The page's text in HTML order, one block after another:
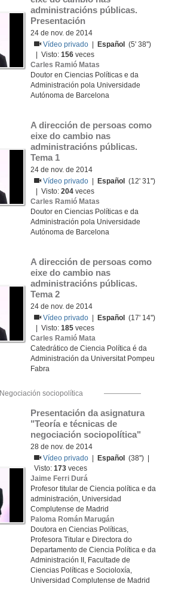
administracións públicas.
Presentación
24 de nov. de 2014
Vídeo privado
Español
(5' 38'')
| Visto:156 veces
Carles Ramió Matas
Doutor en Ciencias Políticas e da
Administración pola Universidade
Autónoma de Barcelona
A dirección de persoas como
eixe do cambio nas
administracións públicas.
Tema 1
24 de nov. de 2014
Vídeo privado
Español
(12' 31'')
| Visto:204 veces
Carles Ramió Matas
Doutor en Ciencias Políticas e da
Administración pola Universidade
Autónoma de Barcelona
A dirección de persoas como
eixe do cambio nas
administracións públicas.
Tema 2
24 de nov. de 2014
Vídeo privado
Español
(17' 14'')
| Visto:185 veces
Carles Ramió Mata
Catedrático de Ciencia Política é da
Administración da Universitat Pompeu
Fabra
Negociación sociopolítica
Presentación da asignatura
"Teoría e técnicas de
negociación sociopolítica"
28 de nov. de 2014
Vídeo privado
Español
(38'') |
Visto:173 veces
Jaime Ferri Durá
Profesor titular de Ciencia política e da
administración, Universidad
Complutense de Madrid
Paloma Román Marugán
Doutora en Ciencias Políticas,
Profesora Titular e Directora do
Departamento de Ciencia Política e da
Administración II, Facultade de
Ciencias Políticas e Socioloxía,
Universidad Complutense de Madrid